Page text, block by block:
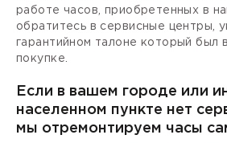
работе часов, приобретенных в
обратитесь в сервисные центры,
гарантийном талоне который был
покупке.
Если в вашем городе или
населенном пункте нет
мы отремонтируем часы